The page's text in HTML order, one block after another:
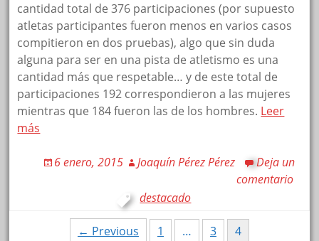
cantidad total de 376 participaciones (por supuesto
atletas participantes fueron menos en varios casos
compitieron en dos pruebas), algo que sin duda
alguna para ser en una pista de atletismo es una
cantidad más que respetable… y de este total de
participaciones 192 correspondieron a las mujeres
mientras que 184 fueron las de los hombres. Leer
más
6 enero, 2015 Joaquín Pérez Pérez
Deja un
comentario
destacado
Posts← Previous 1 … 3 4